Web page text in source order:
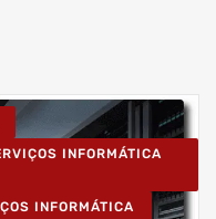
INFORMÁTICA
INFORMÁTICA